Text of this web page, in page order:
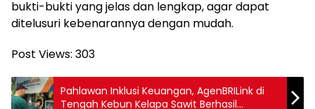
bukti-bukti yang jelas dan lengkap, agar dapat
ditelusuri kebenarannya dengan mudah.
Post Views: 303
Pahlawan Inklusi Keuangan, AgenBRILink di
Tengah Kebun Kelapa Sawit Berhasil